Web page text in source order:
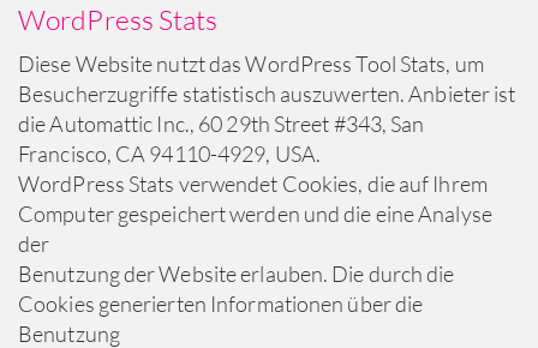
WordPress Stats
Diese Website nutzt das WordPress Tool Stats, um
Besucherzugriffe statistisch auszuwerten. Anbieter ist
die Automattic Inc., 60 29th Street #343, San
Francisco, CA 94110-4929, USA.
WordPress Stats verwendet Cookies, die auf Ihrem
Computer gespeichert werden und die eine Analyse
der
Benutzung der Website erlauben. Die durch die
Cookies generierten Informationen über die
Benutzung